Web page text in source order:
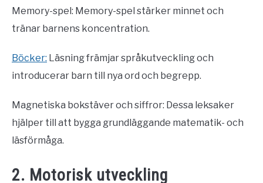
Memory-spel: Memory-spel stärker minnet och
tränar barnens koncentration.
Böcker: Läsning främjar språkutveckling och
introducerar barn till nya ord och begrepp.
Magnetiska bokstäver och siffror: Dessa leksaker
hjälper till att bygga grundläggande matematik- och
läsförmåga.
2. Motorisk utveckling